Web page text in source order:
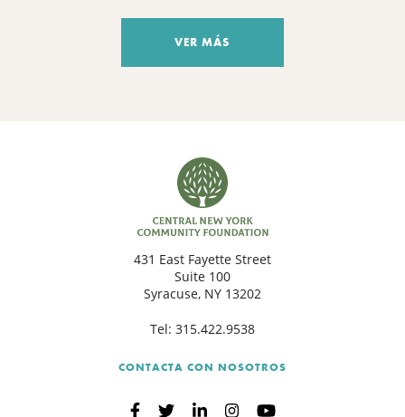
VER MÁS
431 East Fayette Street
Suite 100
Syracuse, NY 13202
Tel: 315.422.9538
CONTACTA CON NOSOTROS